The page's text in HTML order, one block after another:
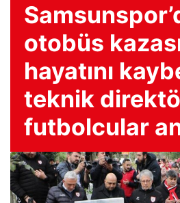
otobüs
hayatını
teknik
futbolcular